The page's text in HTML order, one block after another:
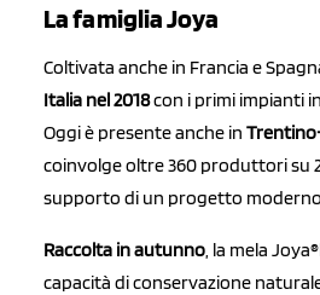
La famiglia Joya
Coltivata anche in Francia e
Italia nel 2018con i primi impianti
Oggi è presente anche in
coinvolge oltre 360 produttori su
supporto di un progetto moderno
Raccolta in autunno , la mela
capacità di conservazione